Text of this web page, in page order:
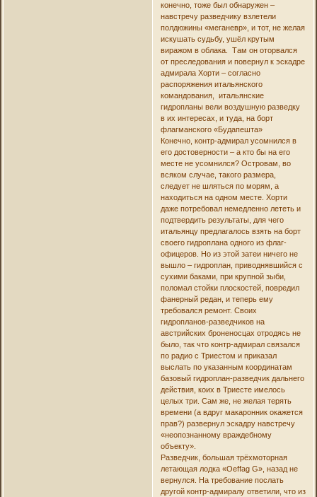
конечно, тоже был обнаружен –
навстречу разведчику взлетели
полдюжины «меганевр», и тот, не желая
искушать судьбу, ушёл крутым
виражом в облака. Там он оторвался
от преследования и повернул к эскадре
адмирала Хорти – согласно
распоряжения итальянского
командования, итальянские
гидропланы вели воздушную разведку
в их интересах, и туда, на борт
флагманского «Будапешта»
Конечно, контр-адмирал усомнился в
его достоверности – а кто бы на его
месте не усомнился? Островам, во
всяком случае, такого размера,
следует не шляться по морям, а
находиться на одном месте. Хорти
даже потребовал немедленно лететь и
подтвердить результаты, для чего
итальянцу предлагалось взять на борт
своего гидроплана одного из флаг-
офицеров. Но из этой затеи ничего не
вышло – гидроплан, приводнявшийся с
сухими баками, при крупной зыби,
поломал стойки плоскостей, повредил
фанерный редан, и теперь ему
требовался ремонт. Своих
гидропланов-разведчиков на
австрийских броненосцах отродясь не
было, так что контр-адмирал связался
по радио с Триестом и приказал
выслать по указанным координатам
базовый гидроплан-разведчик дальнего
действия, коих в Триесте имелось
целых три. Сам же, не желая терять
времени (а вдруг макаронник окажется
прав?) развернул эскадру навстречу
«неопознанному враждебному
объекту».
Разведчик, большая трёхмоторная
летающая лодка «Oeffag G», назад не
вернулся. На требование послать
другой контр-адмиралу ответили, что из